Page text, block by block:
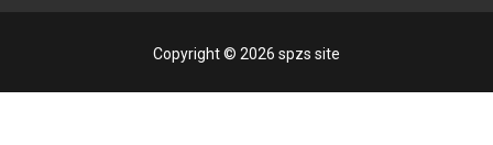
Copyright © 2026 spzs site